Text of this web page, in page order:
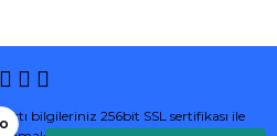
bilgileriniz 256bit SSL sertifikası ile